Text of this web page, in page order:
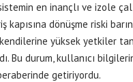
en inançlı ve izole
kapısına dönüşme riski
yüksek yetkiler
Bu durum, kullanıcı
getiriyordu.